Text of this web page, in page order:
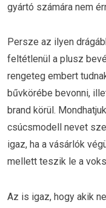
gyártó számára nem
Persze az ilyen
feltétlenül a plusz
rengeteg embert
bűvkörébe bevonni,
brand körül.
csúcsmodell nevet
igaz, ha a vásárlók
mellett teszik le a
Az is igaz, hogy akik